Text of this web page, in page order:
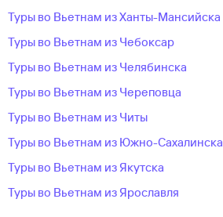
Туры во Вьетнам из Ханты-Мансийска
Туры во Вьетнам из Чебоксар
Туры во Вьетнам из Челябинска
Туры во Вьетнам из Череповца
Туры во Вьетнам из Читы
Туры во Вьетнам из Южно-Сахалинска
Туры во Вьетнам из Якутска
Туры во Вьетнам из Ярославля